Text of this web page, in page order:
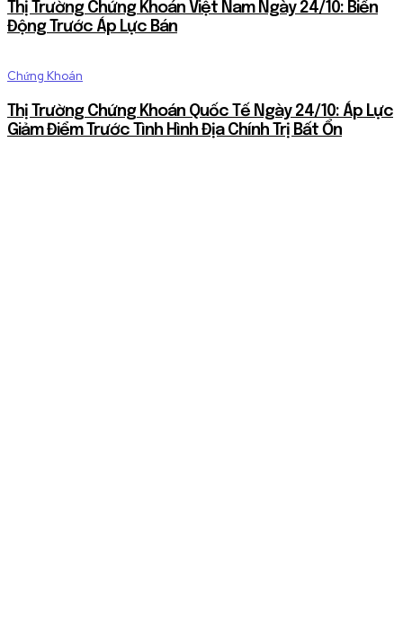
Thị Trường Chứng Khoán Việt Nam Ngày 24/10: Biến
Động Trước Áp Lực Bán
Chứng Khoán
Thị Trường Chứng Khoán Quốc Tế Ngày 24/10: Áp Lực
Giảm Điểm Trước Tình Hình Địa Chính Trị Bất Ổn